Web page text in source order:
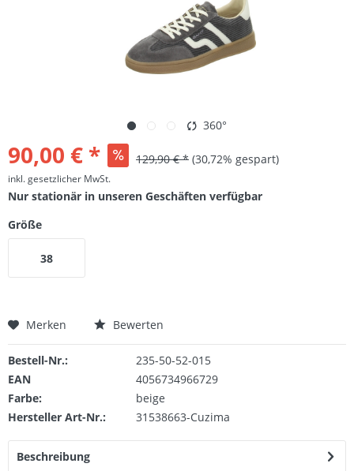
360°
90,00 € * 129,90 € * (30,72% gespart)
inkl. gesetzlicher MwSt.
Nur stationär in unseren Geschäften verfügbar
Größe
38
Merken Bewerten
Bestell-Nr.:
235-50-52-015
EAN
4056734966729
Farbe:
beige
Hersteller Art-Nr.:
31538663-Cuzima
Beschreibung